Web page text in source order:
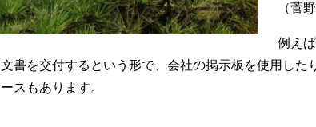
（菅
例え
書を交付するという形で、会社の掲示板を使用した
スもあります。